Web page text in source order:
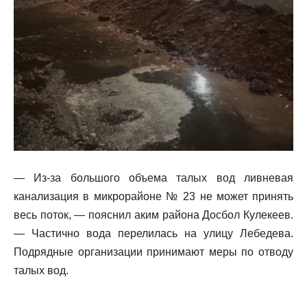
— Из-за большого объема талых вод ливневая
канализация в микрорайоне № 23 не может принять
весь поток, — пояснил аким района Досбол Кулекеев.
— Частично вода перелилась на улицу Лебедева.
Подрядные организации принимают меры по отводу
талых вод.